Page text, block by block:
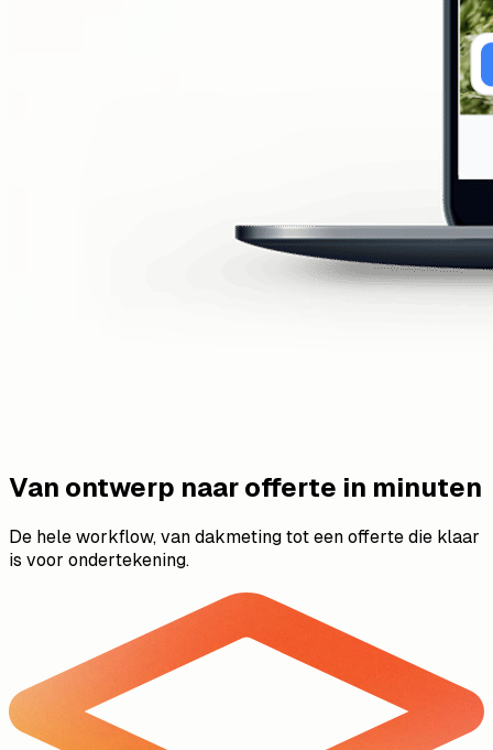
Van ontwerp naar offerte in minuten
De hele workflow, van dakmeting tot een offerte die klaar
is voor ondertekening.